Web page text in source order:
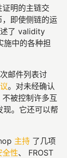
明的主链交
即使侧链的运
了 validity
施中的各种担
邮件列表讨
。对未经确认
被控制许多互
现。它还可以帮
主持 了几项
全性、 FROST